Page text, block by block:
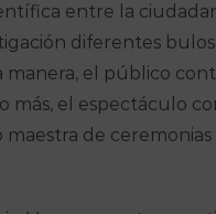
entre la
diferentes
el público
más, el espectáculo
de